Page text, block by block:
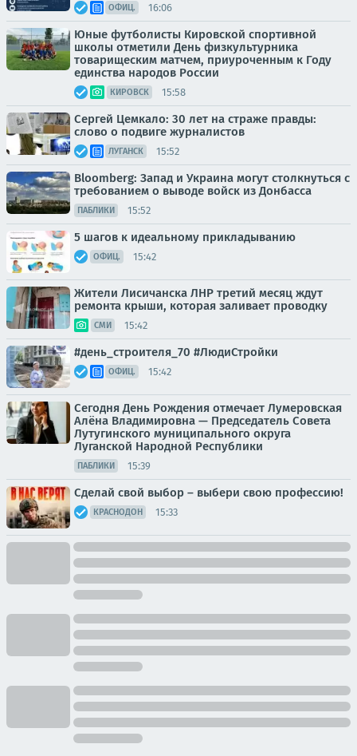
ОФИЦ. 16:06
Юные футболисты Кировской спортивной
школы отметили День физкультурника
товарищеским матчем, приуроченным к Году
единства народов России
КИРОВСК 15:58
Сергей Цемкало: 30 лет на страже правды:
слово о подвиге журналистов
ЛУГАНСК 15:52
Bloomberg: Запад и Украина могут столкнуться с
требованием о выводе войск из Донбасса
ПАБЛИКИ 15:52
5 шагов к идеальному прикладыванию
ОФИЦ. 15:42
Жители Лисичанска ЛНР третий месяц ждут
ремонта крыши, которая заливает проводку
СМИ 15:42
#день_строителя_70 #ЛюдиСтройки
ОФИЦ. 15:42
Сегодня День Рождения отмечает Лумеровская
Алёна Владимировна — Председатель Совета
Лутугинского муниципального округа
Луганской Народной Республики
ПАБЛИКИ 15:39
Сделай свой выбор – выбери свою профессию!
КРАСНОДОН 15:33